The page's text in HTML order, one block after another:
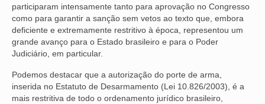
participaram intensamente tanto para aprovação no Congresso
como para garantir a sanção sem vetos ao texto que, embora
deficiente e extremamente restritivo à época, representou um
grande avanço para o Estado brasileiro e para o Poder
Judiciário, em particular.
Podemos destacar que a autorização do porte de arma,
inserida no Estatuto de Desarmamento (Lei 10.826/2003), é a
mais restritiva de todo o ordenamento jurídico brasileiro,